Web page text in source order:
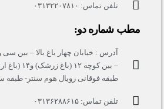
تلفن تماس: ۰۳۱۳۲۲۰۷۸۱۰
مطب شماره دو:
آدرس : خیابان چهار باغ بالا – بین
– بین کوچه
طبقه فوقانی رویال هوم سنتر- طبقه
تلفن تماس: ۰۳۱۳۶۲۸۸۶۱۵